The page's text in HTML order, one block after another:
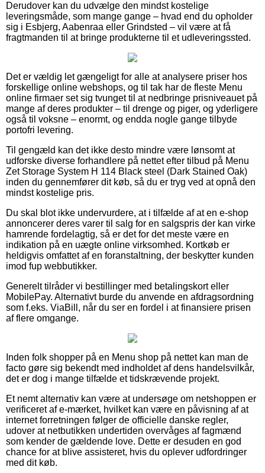
Derudover kan du udvælge den mindst kostelige
leveringsmåde, som mange gange – hvad end du opholder
sig i Esbjerg, Aabenraa eller Grindsted – vil være at få
fragtmanden til at bringe produkterne til et udleveringssted.
Det er vældig let gængeligt for alle at analysere priser hos
forskellige online webshops, og til tak har de fleste Menu
online firmaer set sig tvunget til at nedbringe prisniveauet på
mange af deres produkter – til drenge og piger, og yderligere
også til voksne – enormt, og endda nogle gange tilbyde
portofri levering.
Til gengæld kan det ikke desto mindre være lønsomt at
udforske diverse forhandlere på nettet efter tilbud på Menu
Zet Storage System H 114 Black steel (Dark Stained Oak)
inden du gennemfører dit køb, så du er tryg ved at opnå den
mindst kostelige pris.
Du skal blot ikke undervurdere, at i tilfælde af at en e-shop
annoncerer deres varer til salg for en salgspris der kan virke
hamrende fordelagtig, så er det for det meste være en
indikation på en uægte online virksomhed. Kortkøb er
heldigvis omfattet af en foranstaltning, der beskytter kunden
imod fup webbutikker.
Generelt tilråder vi bestillinger med betalingskort eller
MobilePay. Alternativt burde du anvende en afdragsordning
som f.eks. ViaBill, når du ser en fordel i at finansiere prisen
af flere omgange.
Inden folk shopper på en Menu shop på nettet kan man de
facto gøre sig bekendt med indholdet af dens handelsvilkår,
det er dog i mange tilfælde et tidskrævende projekt.
Et nemt alternativ kan være at undersøge om netshoppen er
verificeret af e-mærket, hvilket kan være en påvisning af at
internet forretningen følger de officielle danske regler,
udover at netbutikken undertiden overvåges af fagmænd
som kender de gældende love. Dette er desuden en god
chance for at blive assisteret, hvis du oplever udfordringer
med dit køb.